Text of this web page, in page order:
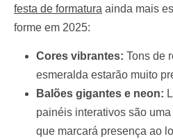
festa de formatura ainda mais
forme em 2025:
Cores vibrantes: Tons de
esmeralda estarão muito
Balões gigantes e neon:
painéis interativos são
que marcará presença ao